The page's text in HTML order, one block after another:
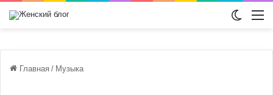
Главная / Музыка